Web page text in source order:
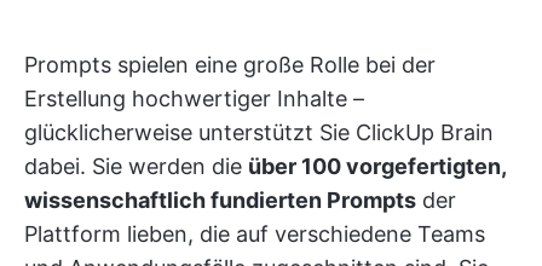
Prompts spielen eine große Rolle bei der
Erstellung hochwertiger Inhalte –
glücklicherweise unterstützt Sie ClickUp Brain
dabei. Sie werden die über 100 vorgefertigten,
wissenschaftlich fundierten Prompts der
Plattform lieben, die auf verschiedene Teams